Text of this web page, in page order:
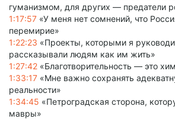
гуманизмом, для других — предатели
1:17:57 «У меня нет сомнений, что
перемирие»
1:22:23 «Проекты, которыми я
рассказывали людям как им жить»
1:27:42 «Благотворительность — это
1:33:17 «Мне важно сохранять
реальности»
1:34:45 «Петроградская сторона,
мавры»